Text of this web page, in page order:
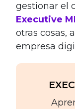
gestionar el
Executive
otras cosas,
empresa